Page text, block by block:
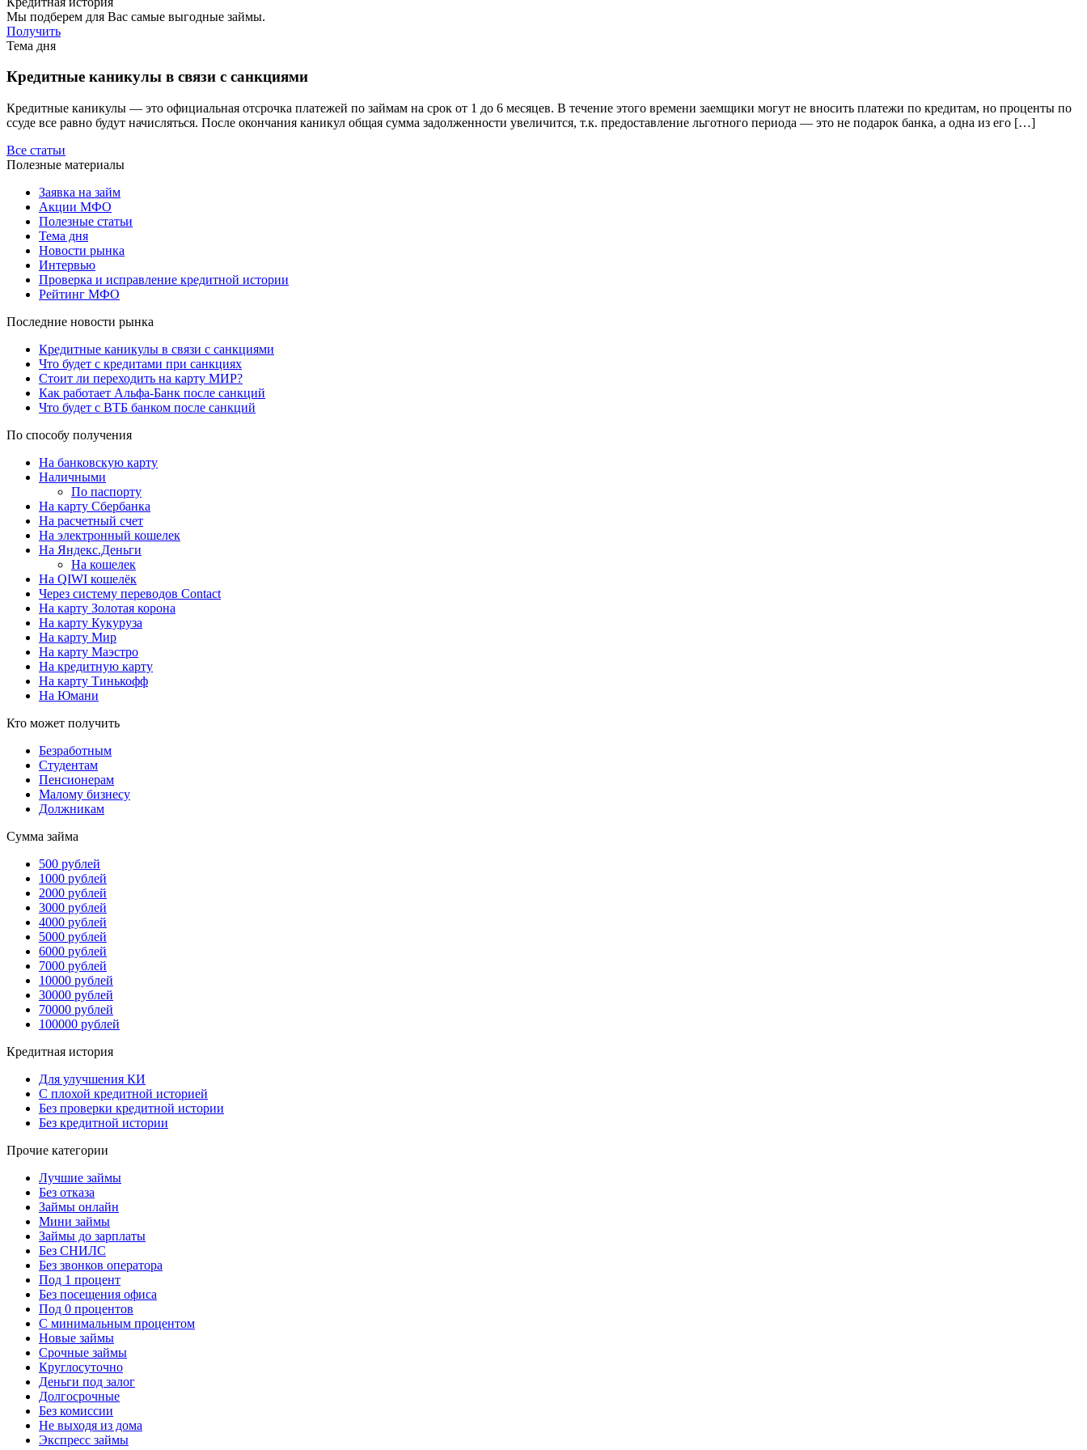
Мы подберем для Вас самые выгодные займы.
Получить
Тема дня
Кредитные каникулы в связи с санкциями
Кредитные каникулы — это официальная отсрочка платежей по займам на срок от 1 до 6 месяцев. В течение этого времени заемщики могут не вносить платежи по кредитам, но проценты по
ссуде все равно будут начисляться. После окончания каникул общая сумма задолженности увеличится, т.к. предоставление льготного периода — это не подарок банка, а одна из его […]
Все статьи
Полезные материалы
Заявка на займ
Акции МФО
Полезные статьи
Тема дня
Новости рынка
Интервью
Проверка и исправление кредитной истории
Рейтинг МФО
Последние новости рынка
Кредитные каникулы в связи с санкциями
Что будет с кредитами при санкциях
Стоит ли переходить на карту МИР?
Как работает Альфа-Банк после санкций
Что будет с ВТБ банком после санкций
По способу получения
На банковскую карту
Наличными
По паспорту
На карту Сбербанка
На расчетный счет
На электронный кошелек
На Яндекс.Деньги
На кошелек
На QIWI кошелёк
Через систему переводов Contact
На карту Золотая корона
На карту Кукуруза
На карту Мир
На карту Маэстро
На кредитную карту
На карту Тинькофф
На Юмани
Кто может получить
Безработным
Студентам
Пенсионерам
Малому бизнесу
Должникам
Сумма займа
500 рублей
1000 рублей
2000 рублей
3000 рублей
4000 рублей
5000 рублей
6000 рублей
7000 рублей
10000 рублей
30000 рублей
70000 рублей
100000 рублей
Кредитная история
Для улучшения КИ
С плохой кредитной историей
Без проверки кредитной истории
Без кредитной истории
Прочие категории
Лучшие займы
Без отказа
Займы онлайн
Мини займы
Займы до зарплаты
Без СНИЛС
Без звонков оператора
Под 1 процент
Без посещения офиса
Под 0 процентов
С минимальным процентом
Новые займы
Срочные займы
Круглосуточно
Деньги под залог
Долгосрочные
Без комиссии
Не выходя из дома
Экспресс займы